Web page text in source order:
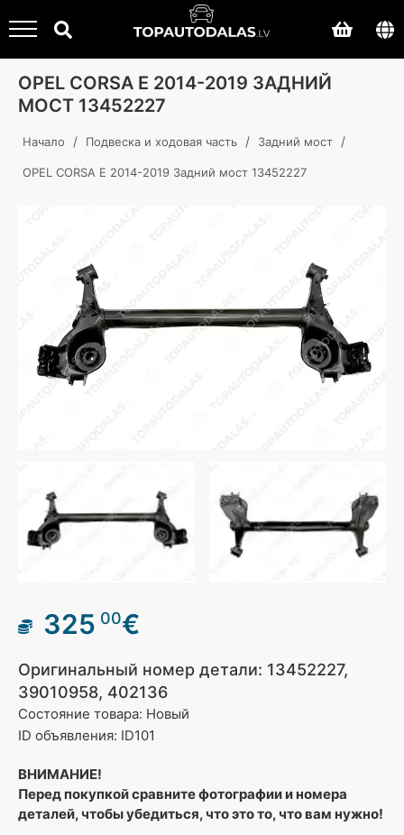
OPEL CORSA E 2014-2019 ЗАДНИЙ
МОСТ 13452227
Начало / Подвеска и ходовая часть / Задний мост /
OPEL CORSA E 2014-2019 Задний мост 13452227
325 00€
Оригинальный номер детали: 13452227,
39010958, 402136
Состояние товара: Новый
ID объявления: ID101
ВНИМАНИЕ!
Перед покупкой сравните фотографии и номера
деталей, чтобы убедиться, что это то, что вам нужно!